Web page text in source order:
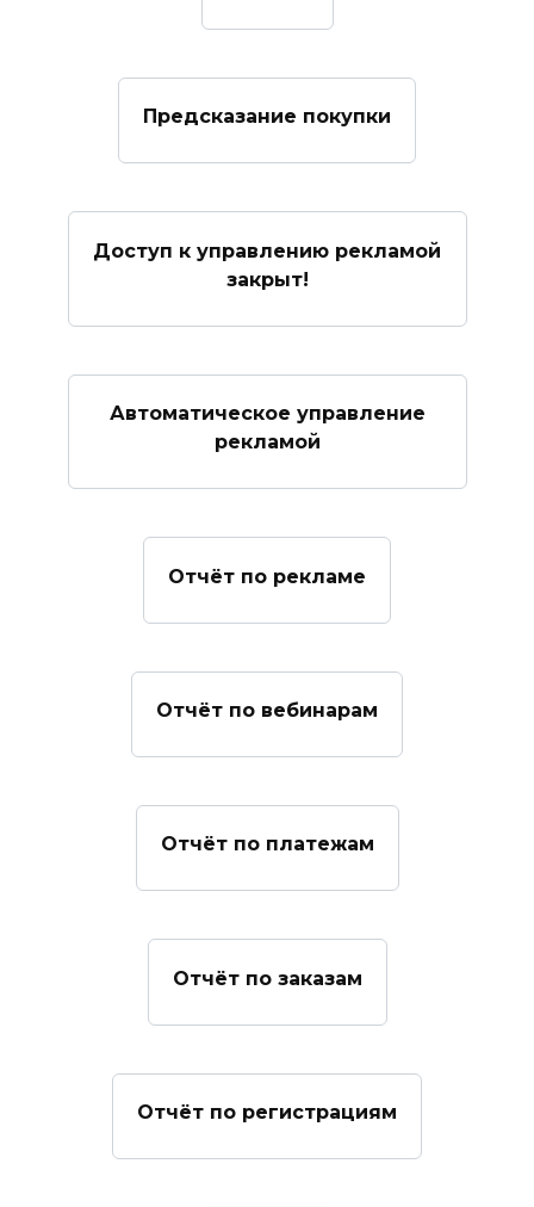
Предсказание покупки
Доступ к управлению рекламой
закрыт!
Автоматическое управление
рекламой
Отчёт по рекламе
Отчёт по вебинарам
Отчёт по платежам
Отчёт по заказам
Отчёт по регистрациям